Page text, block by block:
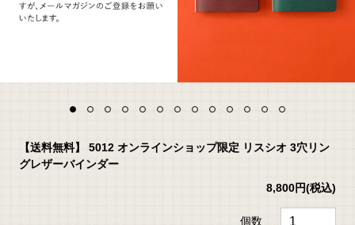
【送料無料】 5012 オンラインショップ限定 リスシオ 3穴リン
グレザーバインダー
8,800円(税込)
個数